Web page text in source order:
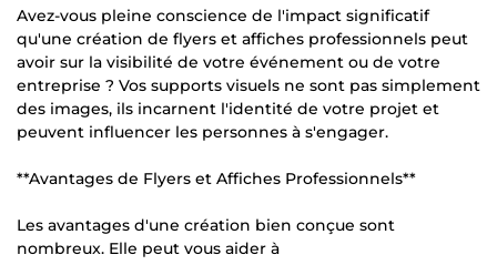
Avez-vous pleine conscience de l'impact significatif
qu'une création de flyers et affiches professionnels peut
avoir sur la visibilité de votre événement ou de votre
entreprise ? Vos supports visuels ne sont pas simplement
des images, ils incarnent l'identité de votre projet et
peuvent influencer les personnes à s'engager.
**Avantages de Flyers et Affiches Professionnels**
Les avantages d'une création bien conçue sont
nombreux. Elle peut vous aider à